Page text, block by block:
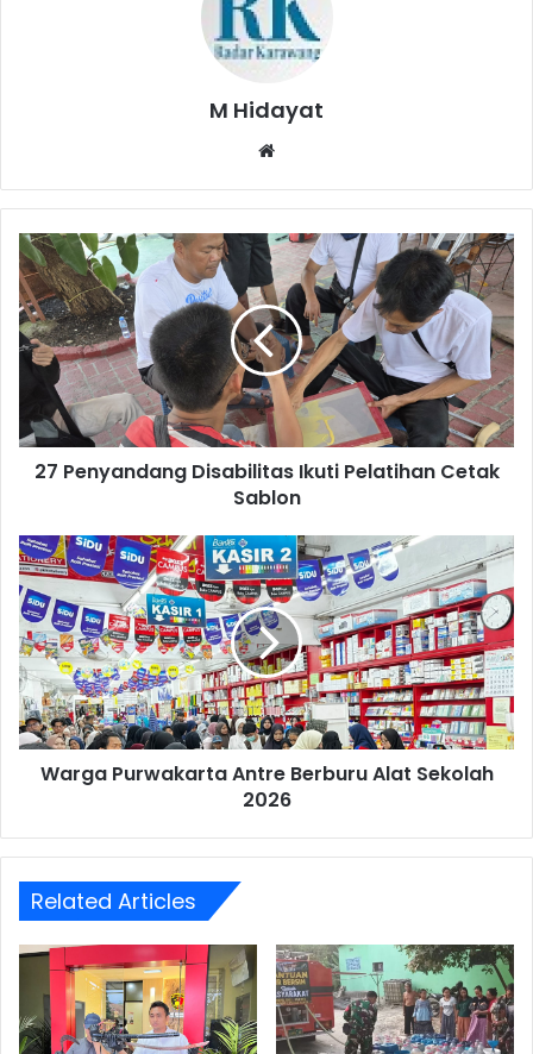
M Hidayat
27
Penyandang
Disabilitas
Ikuti
Pelatihan
Cetak
Sablon
27 Penyandang Disabilitas Ikuti Pelatihan Cetak
Sablon
Warga
Purwakarta
Antre
Berburu
Alat
Sekolah
2026
Warga Purwakarta Antre Berburu Alat Sekolah
2026
Related Articles